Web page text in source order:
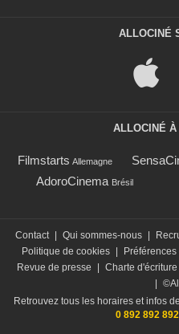
ALLOCINÉ
ALLOCINÉ
Filmstarts Allemagne
AdoroCinema Brésil
Contact | Qui sommes-nous |
Politique de cookies |
Revue de presse
| Charte d'écriture
|
Retrouvez tous les horaires et infos
0 892 892 892